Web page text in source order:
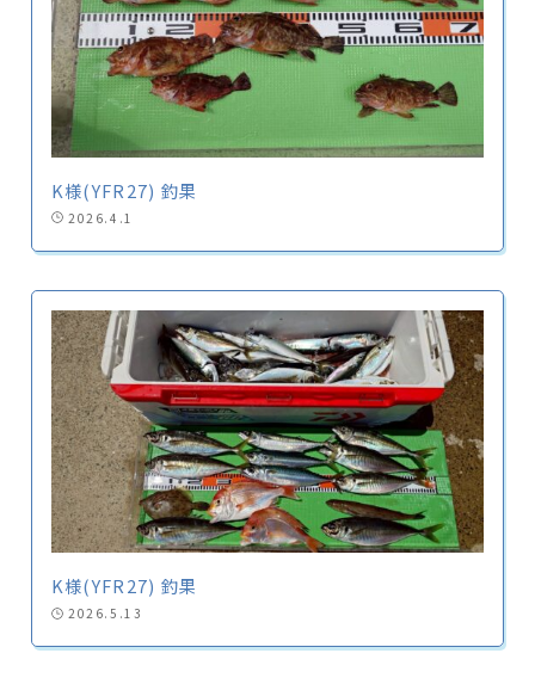
K様(YFR27) 釣果
2026.4.1
K様(YFR27) 釣果
2026.5.13